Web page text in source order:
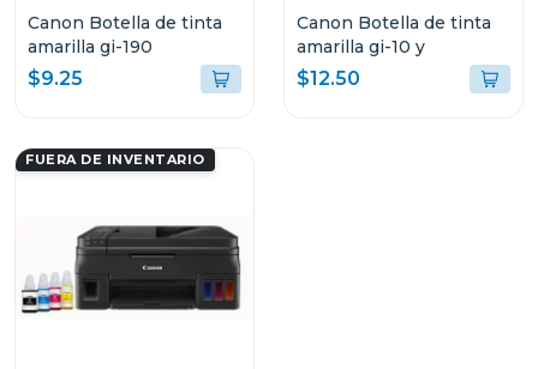
Canon Botella de tinta
amarilla gi-190
$9.25
Canon Botella de tinta
amarilla gi-10 y
$12.50
FUERA DE INVENTARIO